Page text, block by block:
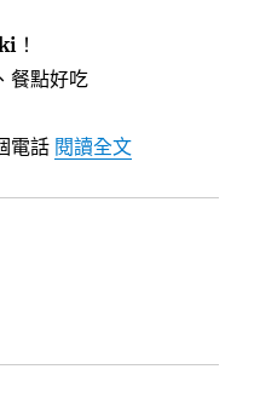
！
餐點好吃
電話 閱讀全文〈[台中大里]